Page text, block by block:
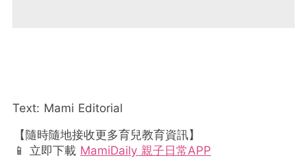
Text: Mami Editorial
【隨時隨地接收更多育兒教育資訊】
📱 立即下載 MamiDaily 親子日常APP